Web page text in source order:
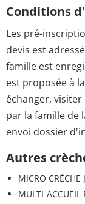
Conditions
Les pré-
devis est
famille est
est proposée à
échanger,
par la famille de
envoi dossier
Autres
MICRO CRÈCHE
MULTI-ACCUEIL